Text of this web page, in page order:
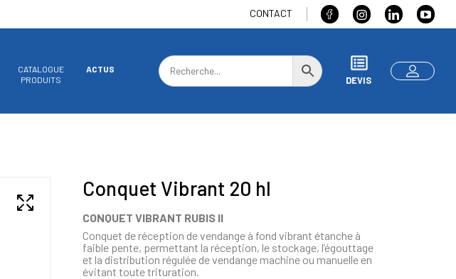
CONTACT
CATALOGUE
PRODUITS
ACTUS
DEVIS
Conquet Vibrant 20 hl
CONQUET VIBRANT RUBIS II
Conquet de réception de vendange à fond vibrant étanche à
faible pente, permettant la réception, le stockage, l’égouttage
et la distribution régulée de vendange machine ou manuelle en
évitant toute trituration.